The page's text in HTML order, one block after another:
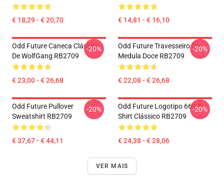
€ 18,29 - € 20,70 € 14,81 - € 16,10
Odd Future Caneca Clássica
De WolfGang RB2709
€ 23,00 - € 26,68
-20%
Odd Future Travesseiro De
Medula Doce RB2709
€ 22,08 - € 26,68
-20%
Odd Future Pullover
Sweatshirt RB2709
€ 37,67 - € 44,11
-20%
Odd Future Logotipo 666 T-
Shirt Clássico RB2709
€ 24,38 - € 28,06
-20%
VER MAIS